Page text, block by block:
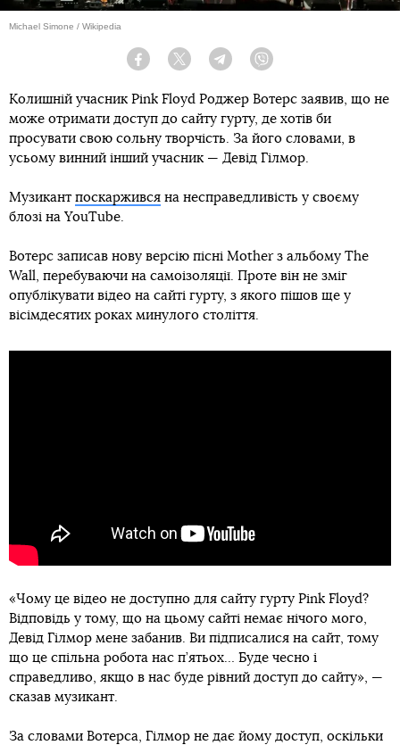
Michael Simone / Wikipedia
Facebook Twitter Telegram
Колишній учасник Pink Floyd Роджер Вотерс заявив, що не
може отримати доступ до сайту гурту, де хотів би
просувати свою сольну творчість. За його словами, в
усьому винний інший учасник — Девід Гілмор.
Музикант поскаржився на несправедливість у своєму
блозі на YouTube.
Вотерс записав нову версію пісні Mother з альбому The
Wall, перебуваючи на самоізоляції. Проте він не зміг
опублікувати відео на сайті гурту, з якого пішов ще у
вісімдесятих роках минулого століття.
«Чому це відео не доступно для сайту гурту Pink Floyd?
Відповідь у тому, що на цьому сайті немає нічого мого,
Девід Гілмор мене забанив. Ви підписалися на сайт, тому
що це спільна робота нас п’ятьох… Буде чесно і
справедливо, якщо в нас буде рівний доступ до сайту», —
сказав музикант.
За словами Вотерса, Гілмор не дає йому доступ, оскільки